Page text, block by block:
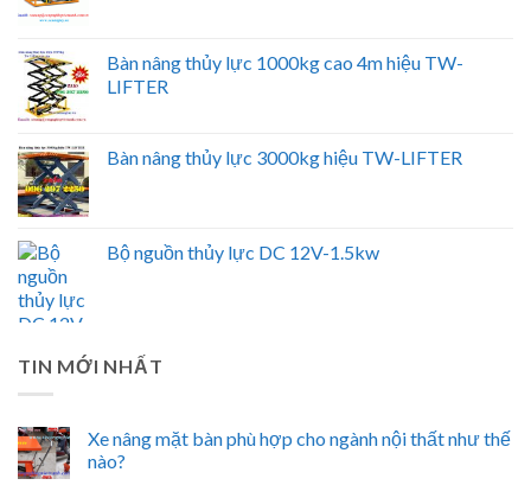
Bàn nâng thủy lực 1000kg cao 4m hiệu TW-
LIFTER
Bàn nâng thủy lực 3000kg hiệu TW-LIFTER
Bộ nguồn thủy lực DC 12V-1.5kw
TIN MỚI NHẤT
Xe nâng mặt bàn phù hợp cho ngành nội thất như thế
nào?